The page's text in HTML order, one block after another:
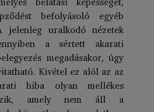
befolyásoló egyéb
jelenleg uralkodó nézetek
a sértett akarati
megadásakor, úgy
Kivétel ez alól az az
hiba olyan mellékes
amely nem áll a